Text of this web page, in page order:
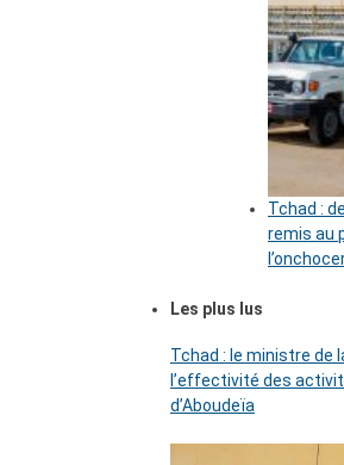
Tchad :
remis au
Les plus lus
Tchad : le ministre de
l’effectivité des
d’Aboudeïa